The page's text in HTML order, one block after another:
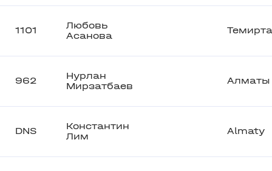
1101
Любовь
Асанова
962
Нурлан
Мирзатбаев
Алматы
DNS
Константин
Лим
Almaty